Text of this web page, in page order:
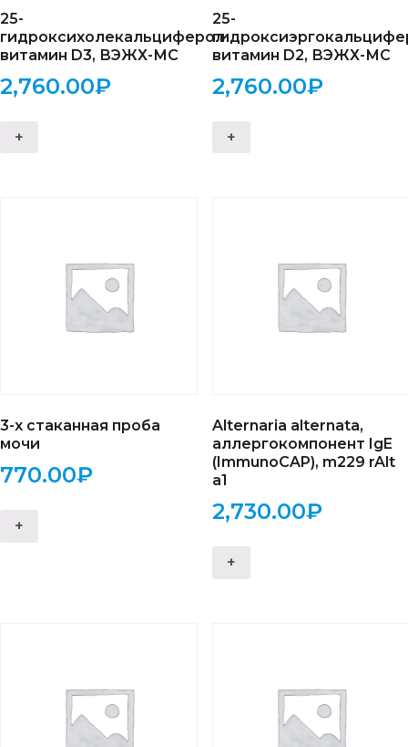
25-
гидроксихолекальциферол
витамин D3, ВЭЖХ-МС
2,760.00₽
+
25-
витамин D2, ВЭЖХ-МС
2,760.00₽
+
3-х стаканная проба
мочи
770.00₽
+
Alternaria alternata,
аллергокомпонент IgE
(ImmunoCAP), m229 rAlt
a1
2,730.00₽
+